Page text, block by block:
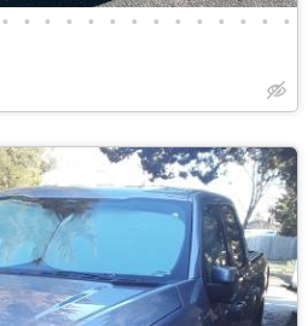
• • • • • • • • • • • • • •